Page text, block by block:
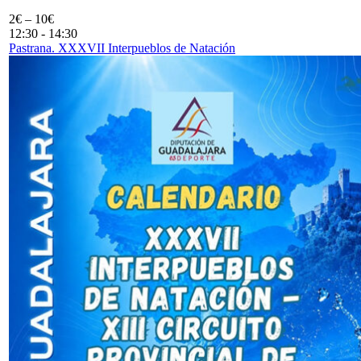
2€ – 10€
12:30 - 14:30
Pastrana. XXXVII Interpueblos de Natación